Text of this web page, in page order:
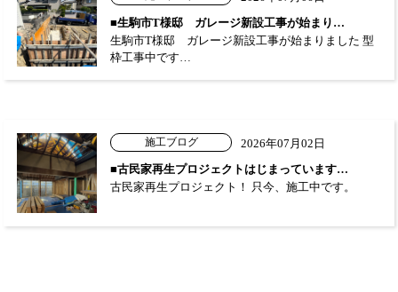
■生駒市T様邸 ガレージ新設工事が始まり…
生駒市T様邸 ガレージ新設工事が始まりました 型
枠工事中です…
施工ブログ
2026年07月02日
■古民家再生プロジェクトはじまっています…
古民家再生プロジェクト！ 只今、施工中です。